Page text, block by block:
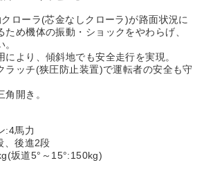
ローラ(芯金なしクローラ)が路面状況に
ため機体の振動・ショックをやわらげ、
により、傾斜地でも安全走行を実現。
ラッチ(狭圧防止装置)で運転者の安全も守
開き。
:4馬力
、後進2段
坂道5°～15°:150kg)